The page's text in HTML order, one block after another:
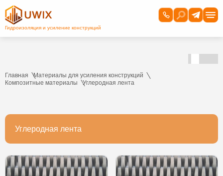
Главная
Материалы для усиления конструкций
Композитные материалы
Углеродная лента
Углеродная лента